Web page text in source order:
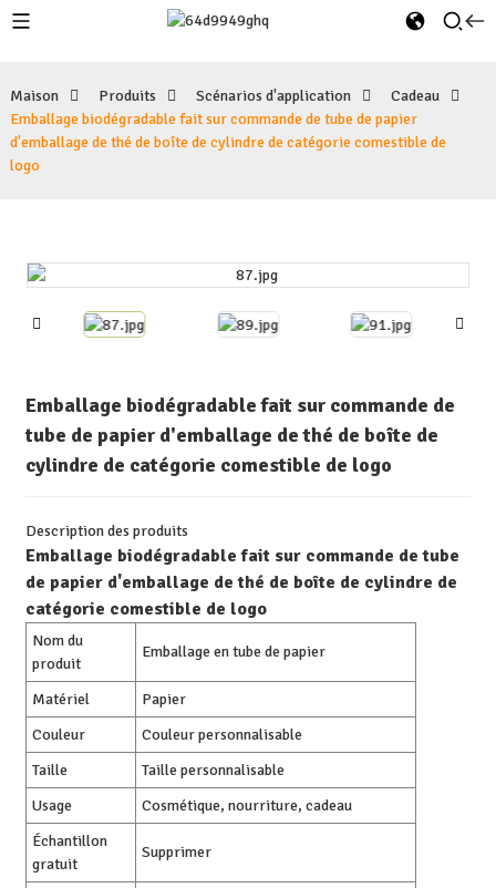
Maison Produits Scénarios d'application
Cadeau
Emballage biodégradable fait sur commande de tube de papier
d'emballage de thé de boîte de cylindre de catégorie comestible de
logo
Emballage biodégradable fait sur commande de
tube de papier d'emballage de thé de boîte de
cylindre de catégorie comestible de logo
Description des produits
Emballage biodégradable fait sur commande de tube
de papier d'emballage de thé de boîte de cylindre de
catégorie comestible de logo
Nom du
produit
Emballage en tube de papier
Matériel
Papier
Couleur
Couleur personnalisable
Taille
Taille personnalisable
Usage
Cosmétique, nourriture, cadeau
Échantillon
gratuit
Supprimer